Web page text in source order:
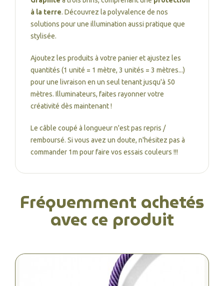
à la terre. Découvrez la polyvalence de nos
solutions pour une illumination aussi pratique que
stylisée.
Ajoutez les produits à votre panier et ajustez les
quantités (1 unité = 1 mètre, 3 unités = 3 mètres...)
pour une livraison en un seul tenant jusqu'à 50
mètres. Illuminateurs, faites rayonner votre
créativité dès maintenant !
Le câble coupé à longueur n'est pas repris /
remboursé. Si vous avez un doute, n'hésitez pas à
commander 1m pour faire vos essais couleurs !!!
Fréquemment achetés
avec ce produit